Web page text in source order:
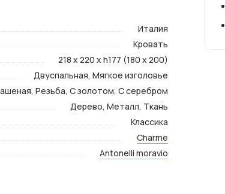
Италия
Кровать
218 x 220 x h177 (180 x 200)
Двуспальная, Мягкое изголовье
Резьба, С золотом, С серебром
Дерево, Металл, Ткань
Классика
Charme
Antonelli moravio